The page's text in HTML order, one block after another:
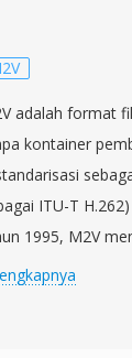
adalah format
kontainer
ITU-T
1995, M2V
yang akan